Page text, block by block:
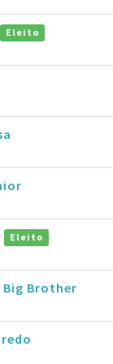
Eleito
Eleito
Big Brother